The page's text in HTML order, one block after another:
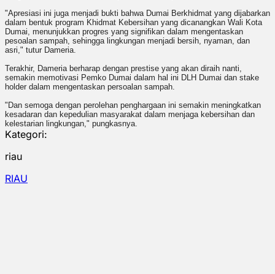
"Apresiasi ini juga menjadi bukti bahwa Dumai Berkhidmat yang dijabarkan
dalam bentuk program Khidmat Kebersihan yang dicanangkan Wali Kota
Dumai, menunjukkan progres yang signifikan dalam mengentaskan
pesoalan sampah, sehingga lingkungan menjadi bersih, nyaman, dan
asri," tutur Dameria.
Terakhir, Dameria berharap dengan prestise yang akan diraih nanti,
semakin memotivasi Pemko Dumai dalam hal ini DLH Dumai dan stake
holder dalam mengentaskan persoalan sampah.
"Dan semoga dengan perolehan penghargaan ini semakin meningkatkan
kesadaran dan kepedulian masyarakat dalam menjaga kebersihan dan
kelestarian lingkungan," pungkasnya.
Kategori:
riau
RIAU